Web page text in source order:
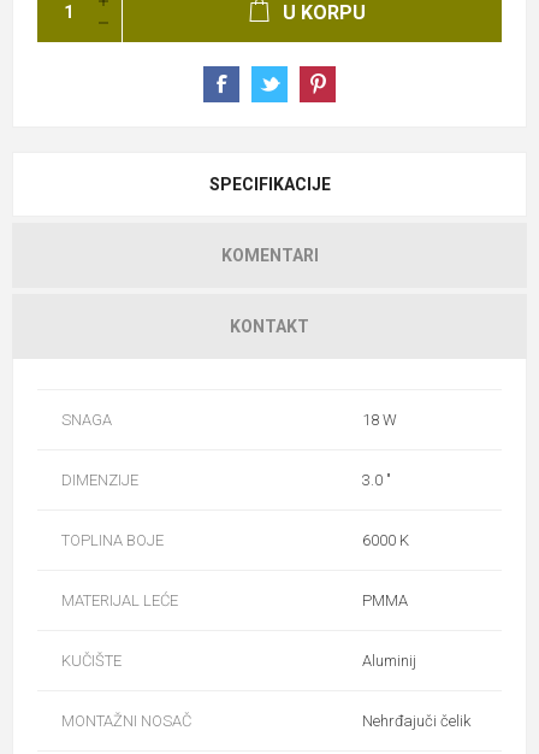
U KORPU
SPECIFIKACIJE
KOMENTARI
KONTAKT
SNAGA 18 W
DIMENZIJE 3.0 "
TOPLINA BOJE 6000 K
MATERIJAL LEĆE PMMA
KUČIŠTE Aluminij
MONTAŽNI NOSAČ Nehrđajuči čelik